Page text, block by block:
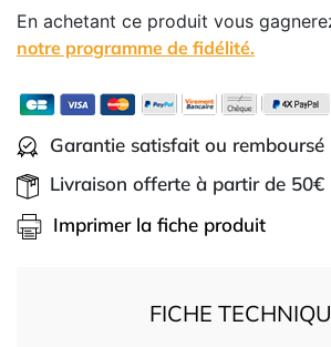
En achetant ce produit vous
notre programme de fidélité.
Garantie satisfait ou remboursé
Livraison offerte à partir de 50€
Imprimer la fiche produit
FICHE